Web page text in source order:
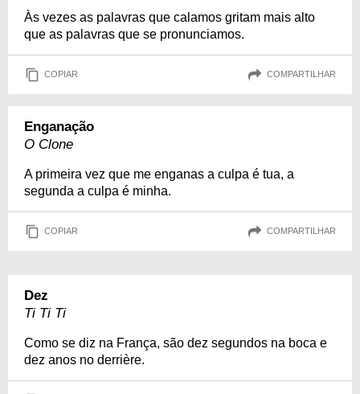
Às vezes as palavras que calamos gritam mais alto
que as palavras que se pronunciamos.
COPIAR COMPARTILHAR
Enganação
O Clone
A primeira vez que me enganas a culpa é tua, a
segunda a culpa é minha.
COPIAR COMPARTILHAR
Dez
Ti Ti Ti
Como se diz na França, são dez segundos na boca e
dez anos no derrière.